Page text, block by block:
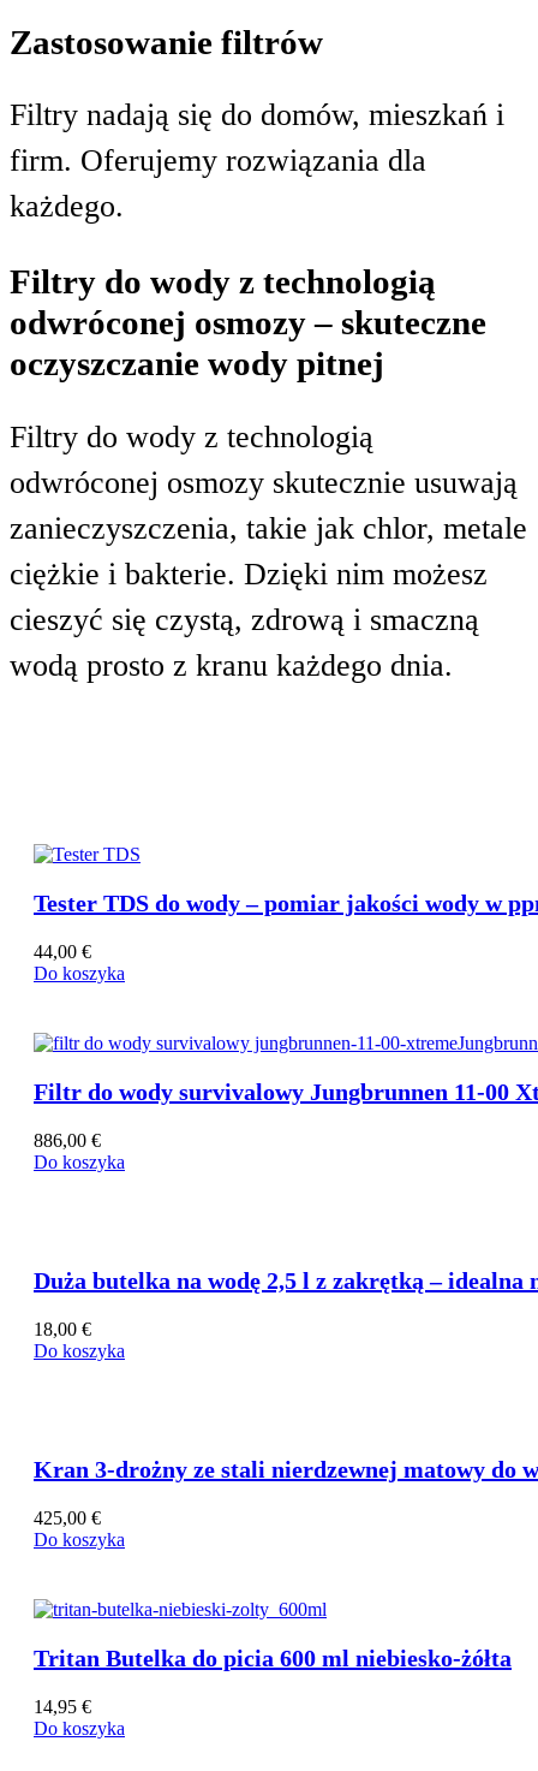
Butelki & kanistry (BPA-free)
Tritan butelki
Dozowniki wody
Kanistry z kranikiem
Zastosowanie filtrów
Filtry nadają się do domów, mieszkań i
firm. Oferujemy rozwiązania dla
każdego.
Filtry do wody z technologią
odwróconej osmozy – skuteczne
oczyszczanie wody pitnej
Filtry do wody z technologią
odwróconej osmozy skutecznie usuwają
zanieczyszczenia, takie jak chlor, metale
ciężkie i bakterie. Dzięki nim możesz
cieszyć się czystą, zdrową i smaczną
wodą prosto z kranu każdego dnia.
Tester TDS do wody – pomiar jakości wody w
44,00 €
Do koszyka
Filtr do wody survivalowy Jungbrunnen 11-00
886,00 €
Do koszyka
Duża butelka na wodę 2,5 l z zakrętką – idealna
18,00 €
Do koszyka
Kran 3-drożny ze stali nierdzewnej matowy do
425,00 €
Do koszyka
Tritan Butelka do picia 600 ml niebiesko-żółta
14,95 €
Do koszyka